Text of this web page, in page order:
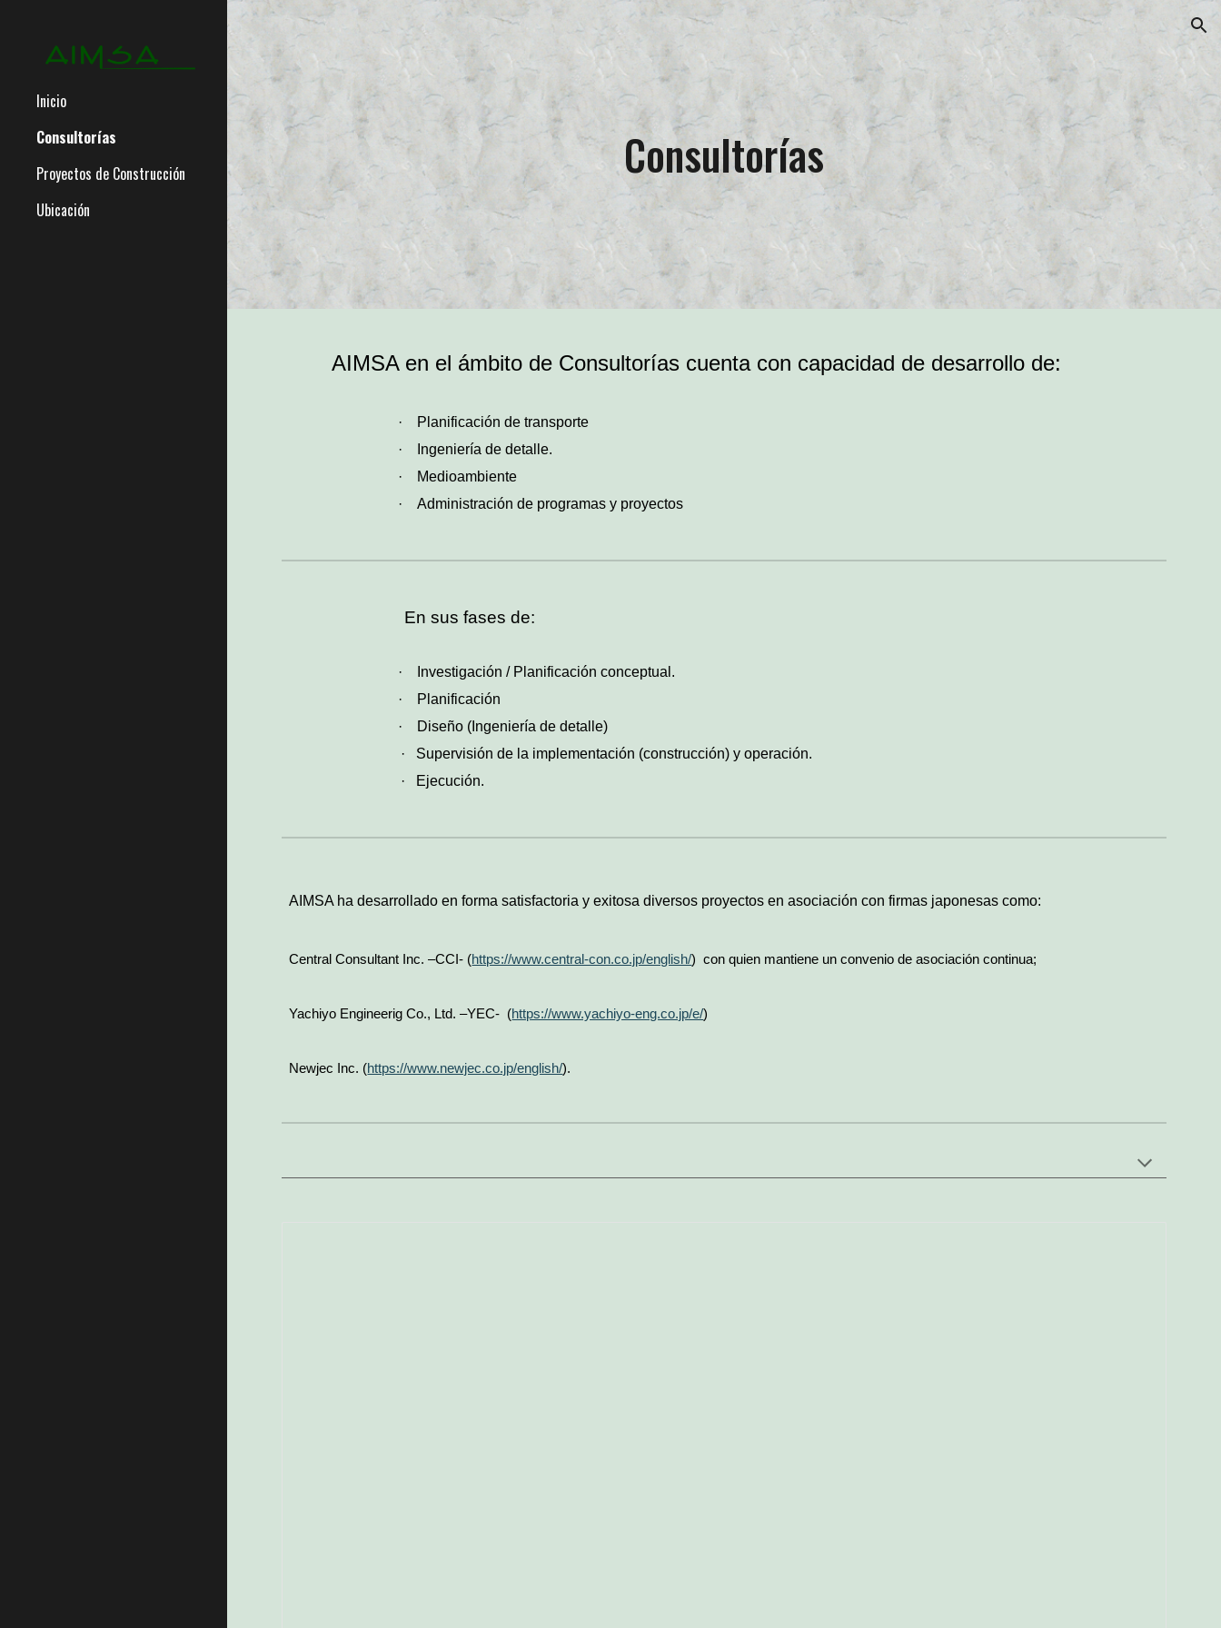
Skip to main content Skip to navigation
Inicio
Consultorías
Proyectos de Construcción
Ubicación
Consultorías
AIMSA en el ámbito de Consultorías cuenta con capacidad de desarrollo de:
·
Planificación de transporte
·
Ingeniería de detalle.
·
Medioambiente
·
Administración de programas y proyectos
En sus fases de:
·
Investigación / Planificación conceptual.
·
Planificación
·
Diseño (Ingeniería de detalle)
·
Supervisión de la implementación (construcción) y operación.
·
Ejecución.
AIMSA ha desarrollado en forma satisfactoria y exitosa diversos proyectos en asociación con firmas japonesas como:
Central Consultant Inc. –CCI- (https://www.central-con.co.jp/english/) con quien mantiene un convenio de asociación continua;
Yachiyo Engineerig Co., Ltd. –YEC- (https://www.yachiyo-eng.co.jp/e/)
Newjec Inc. (https://www.newjec.co.jp/english/).